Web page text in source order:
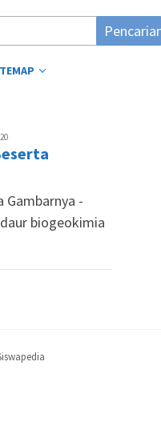
Gambarnya -
biogeokimia